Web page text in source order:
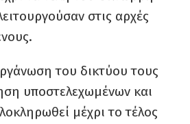
στις αρχές
του δικτύου τους
υποστελεχωμένων και
μέχρι το τέλος